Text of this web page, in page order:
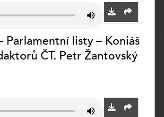
Parlamentní listy – Koniáš
ČT. Petr Žantovský